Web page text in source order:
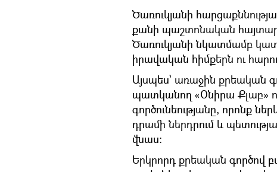
Ծառուկյանի
քանի պաշտոնական
Ծառուկյանի նկատմամբ
իրավական հիմքերն ու
Այսպես՝ առաջին քրեական
պատկանող «Օնիրա Քլաբ»
գործունեությանը, որոնք
դրամի ներդրում և
վնաս:
Երկրորդ քրեական գործով